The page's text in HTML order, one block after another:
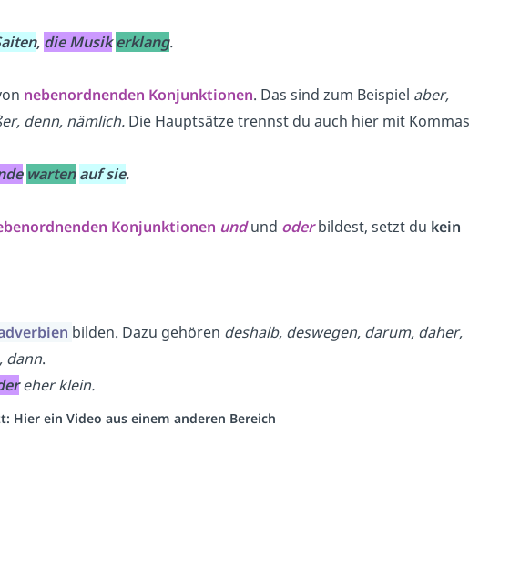
, die Musik erklang.
nebenordnenden Konjunktionen. Das sind zum Beispiel aber,
denn, nämlich. Die Hauptsätze trennst du auch hier mit Kommas
warten auf sie.
Konjunktionen undund oderbildest, setzt du kein
bilden. Dazu gehören deshalb, deswegen, darum, daher,
dann.
eher klein.
Hier ein Video aus einem anderen Bereich